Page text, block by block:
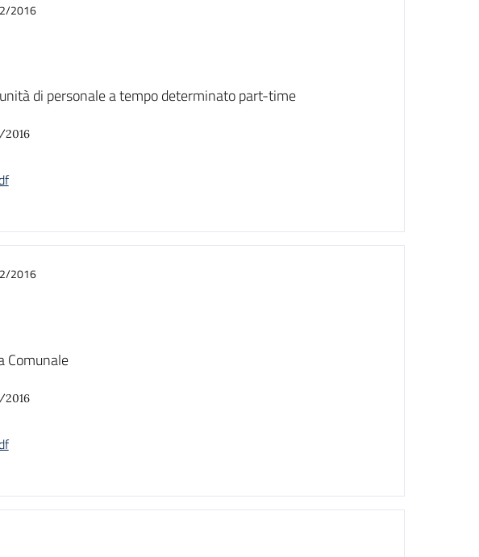
2016
di personale a tempo determinato part-time
2016
Comunale